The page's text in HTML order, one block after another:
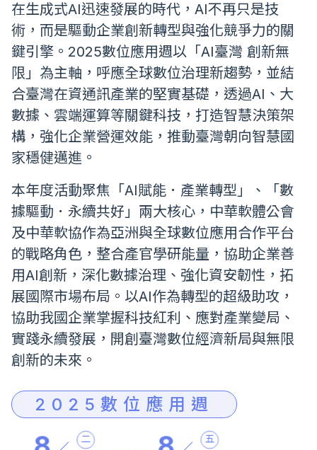
在生成式AI迅速發展的時代，AI不再只是技
術，而是驅動企業創新轉型與強化競爭力的關
鍵引擎。2025數位應用週以「AI臺灣 創新無
限」為主軸，呼應全球數位治理新趨勢，並結
合臺灣在資通訊產業的堅實基礎，透過AI、大
數據、雲端運算等關鍵科技，打造智慧決策架
構，強化企業營運效能，推動臺灣朝向智慧國
家穩健邁進。
本年度活動聚焦「AI賦能．產業轉型」、「數
據驅動．永續共好」兩大核心，中華軟體公會
及中華軟協作為亞洲與全球數位應用合作平台
的戰略角色，整合產官學研能量，協助企業善
用AI創新，深化數據治理、強化資安韌性，拓
展國際市場布局。以AI作為轉型的超級助攻，
協助我國企業掌握科技紅利、應對產業變局、
實踐永續發展，開創臺灣數位經濟新局與無限
創新的未來。
2025數位應用週
二 五